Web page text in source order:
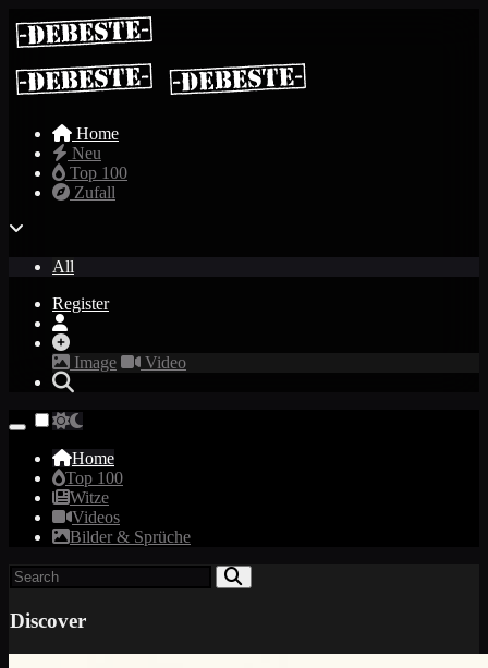
Home
Neu
Top 100
Zufall
All
Register
Image Video
Home
Top 100
Witze
Videos
Bilder & Sprüche
Discover